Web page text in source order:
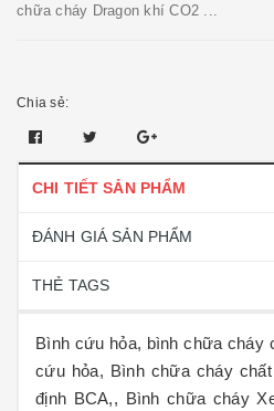
chữa cháy Dragon khí CO2 ...
Chia sẻ:
CHI TIẾT SẢN PHẨM
ĐÁNH GIÁ SẢN PHẨM
THẺ TAGS
Bình cứu hỏa, bình chữa cháy
cứu hỏa, Bình chữa cháy
định BCA,, Bình chữa cháy